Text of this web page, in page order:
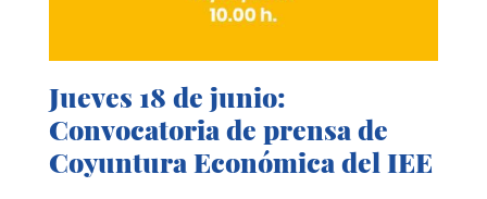
Jueves 18 de junio:
Convocatoria de prensa de
Coyuntura Económica del IEE